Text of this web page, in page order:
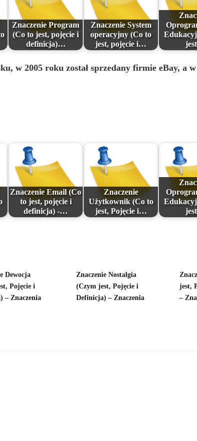
Znaczenie Program
(Co to jest, pojęcie i
definicja)…
Znaczenie System
operacyjny (Co to
jest, pojęcie i…
w 2005 roku został sprzedany firmie eBay, a
Znaczenie Email (Co
to jest, pojęcie i
definicja) -…
Znaczenie
Użytkownik (Co to
jest, Pojęcie i…
Dewocja
Pojęcie i
– Znaczenia
Znaczenie Nostalgia
(Czym jest, Pojęcie i
Definicja) – Znaczenia
jest,
–